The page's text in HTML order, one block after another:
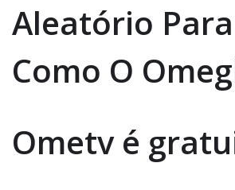
Aleatório
Como O
Ometv é